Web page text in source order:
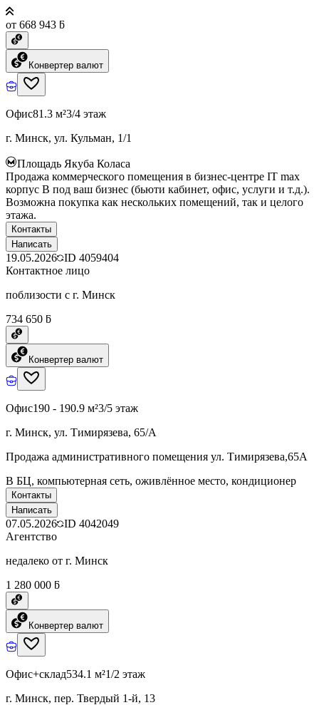
от 668 943 ƃ
Конвертер валют
Офис81.3 м²3/4 этаж
г. Минск, ул. Кульман, 1/1
Площадь Якуба Коласа
Продажа коммерческого помещения в бизнес-центре IT max
корпус B под ваш бизнес (бьюти кабинет, офис, услуги и т.д.).
Возможна покупка как нескольких помещений, так и целого
этажа.
Контакты
Написать
19.05.2026 ID 4059404
Контактное лицо
поблизости с г. Минск
734 650 ƃ
Конвертер валют
Офис190 - 190.9 м²3/5 этаж
г. Минск, ул. Тимирязева, 65/А
Продажа административного помещения ул. Тимирязева,65А
В БЦ, компьютерная сеть, оживлённое место, кондиционер
Контакты
Написать
07.05.2026 ID 4042049
Агентство
недалеко от г. Минск
1 280 000 ƃ
Конвертер валют
Офис+склад534.1 м²1/2 этаж
г. Минск, пер. Твердый 1-й, 13